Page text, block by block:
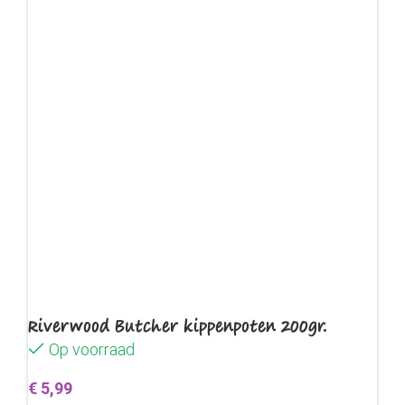
Riverwood Butcher kippenpoten 200gr.
Op voorraad
€ 5,99